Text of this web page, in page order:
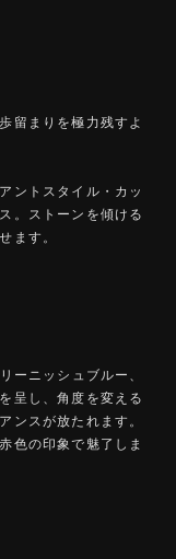
留まりを極力残すよ
ントスタイル・カッ
。ストーンを傾ける
ます。
ーニッシュブルー、
呈し、角度を変える
ンスが放たれます。
色の印象で魅了しま